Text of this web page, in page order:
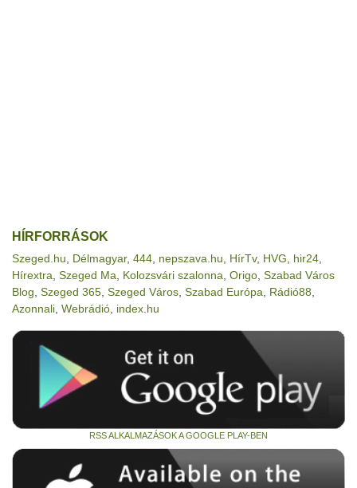
HÍRFORRÁSOK
Szeged.hu Délmagyar, 444 nepszava.hu HírTv, HVG hir24
Hírextra Szeged Ma Kolozsvári szalonna Origo Szabad Város
Blog Szeged 365 Szeged Város Szabad Európa Rádió88
Azonnali Webrádió index.hu
RSS ALKALMAZÁSOK A GOOGLE PLAY-BEN